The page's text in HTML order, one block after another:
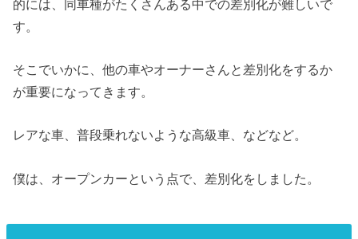
的には、同車種がたくさんある中での差別化が難しいで
す。
そこでいかに、他の車やオーナーさんと差別化をするか
が重要になってきます。
レアな車、普段乗れないような高級車、などなど。
僕は、オープンカーという点で、差別化をしました。